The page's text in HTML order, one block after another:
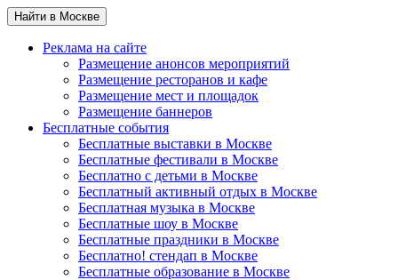
Найти в Москве
Реклама на сайте
Размещение анонсов мероприятий
Размещение ресторанов и кафе
Размещение мест и площадок
Размещение баннеров
Бесплатные события
Бесплатные выставки в Москве
Бесплатные фестивали в Москве
Бесплатно с детьми в Москве
Бесплатный активный отдых в Москве
Бесплатная музыка в Москве
Бесплатные шоу в Москве
Бесплатные праздники в Москве
Бесплатно! стендап в Москве
Бесплатные образование в Москве